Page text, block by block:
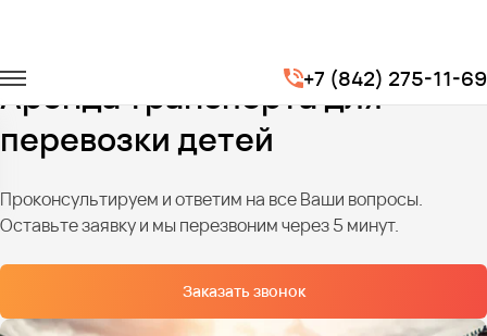
+7 (842) 275-11-69
Детские перевозки
Аренда транспорта для
перевозки детей
Проконсультируем и ответим на все Ваши вопросы.
Оставьте заявку и мы перезвоним через 5 минут.
Заказать звонок